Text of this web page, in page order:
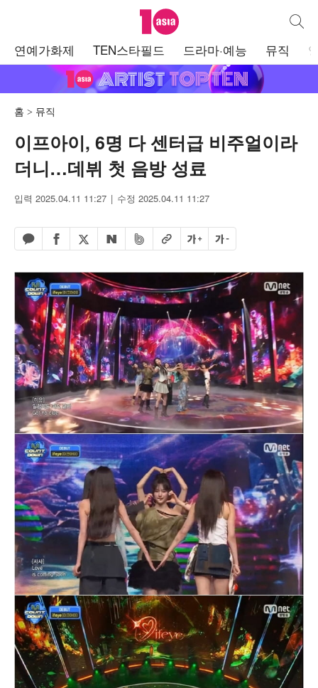
텐아시아 통합
연예가화제 TEN스타필드 드라마·예능 뮤직
홈 뮤직
이프아이, 6명 다 센터급 비주얼이라
더니…데뷔 첫 음방 성료
입력 2025.04.11 11:27 수정 2025.04.11 11:27
카카오톡 공유하기
페이스북 공유하기
엑스 공유하기
네이버 공유하기
밴드 공유하기
URL복사글자 크게글자 작게